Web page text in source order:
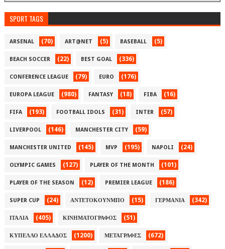
SPORT TAGS
ARSENAL (70) ART@NET (5) BASEBALL (5)
BEACH SOCCER (22) BEST GOAL (336)
CONFERENCE LEAGUE (79) EURO (176)
EUROPA LEAGUE (980) FANTASY (18) FIBA (16)
FIFA (193) FOOTBALL IDOLS (31) INTER (57)
LIVERPOOL (146) MANCHESTER CITY (59)
MANCHESTER UNITED (145) MVP (195) NAPOLI (24)
OLYMPIC GAMES (127) PLAYER OF THE MONTH (101)
PLAYER OF THE SEASON (12) PREMIER LEAGUE (186)
SUPER CUP (24) ΑΝΤΕΤΟΚΟΥΝΜΠΟ (15) ΓΕΡΜΑΝΙΑ (342)
ΙΤΑΛΙΑ (405) ΚΙΝΗΜΑΤΟΓΡΑΦΟΣ (51)
ΚΥΠΕΛΛΟ ΕΛΛΑΔΟΣ (1200) ΜΕΤΑΓΡΑΦΕΣ (672)